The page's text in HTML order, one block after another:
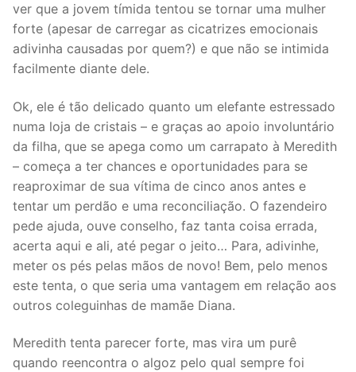
ver que a jovem tímida tentou se tornar uma mulher
forte (apesar de carregar as cicatrizes emocionais
adivinha causadas por quem?) e que não se intimida
facilmente diante dele.
Ok, ele é tão delicado quanto um elefante estressado
numa loja de cristais – e graças ao apoio involuntário
da filha, que se apega como um carrapato à Meredith
– começa a ter chances e oportunidades para se
reaproximar de sua vítima de cinco anos antes e
tentar um perdão e uma reconciliação. O fazendeiro
pede ajuda, ouve conselho, faz tanta coisa errada,
acerta aqui e ali, até pegar o jeito… Para, adivinhe,
meter os pés pelas mãos de novo! Bem, pelo menos
este tenta, o que seria uma vantagem em relação aos
outros coleguinhas de mamãe Diana.
Meredith tenta parecer forte, mas vira um purê
quando reencontra o algoz pelo qual sempre foi